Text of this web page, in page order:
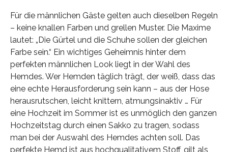
Für die männlichen Gäste gelten auch dieselben Regeln
– keine knallen Farben und grellen Muster. Die Maxime
lautet: „Die Gürtel und die Schuhe sollen der gleichen
Farbe sein.“ Ein wichtiges Geheimnis hinter dem
perfekten männlichen Look liegt in der Wahl des
Hemdes. Wer Hemden täglich trägt, der weiß, dass das
eine echte Herausforderung sein kann – aus der Hose
herausrutschen, leicht knittern, atmungsinaktiv … Für
eine Hochzeit im Sommer ist es unmöglich den ganzen
Hochzeitstag durch einen Sakko zu tragen, sodass
man bei der Auswahl des Hemdes achten soll. Das
perfekte Hemd ist aus hochqualitativem Stoff, gilt als